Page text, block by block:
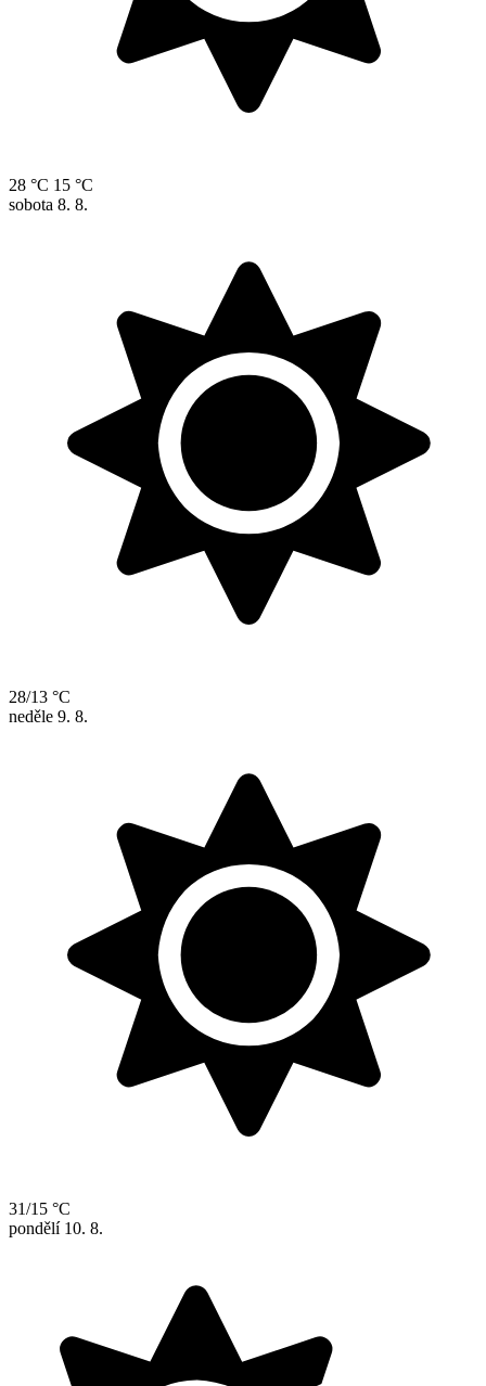
28 °C 15 °C
sobota 8. 8.
28/13 °C
neděle 9. 8.
31/15 °C
pondělí 10. 8.